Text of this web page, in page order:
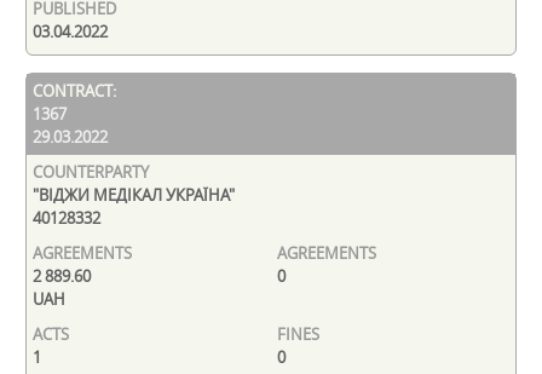
03.04.2022
1367
29.03.2022
"ВІДЖИ МЕДІКАЛ УКРАЇНА"
40128332
2 889.60
UAH
0
1 0